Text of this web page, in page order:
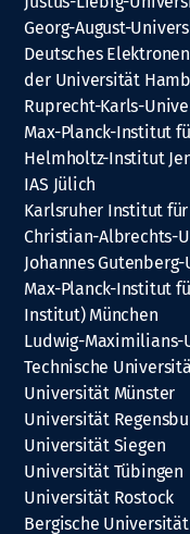
Georg-August-
Deutsches
der Universität
Ruprecht-Karls-
Max-Planck-Institut
Helmholtz-Institut
IAS Jülich
Karlsruher Institut für
Christian-Albrechts-
Johannes
Max-Planck-Institut
Institut) München
Ludwig-Maximilians-
Technische
Universität Münster
Universität
Universität Siegen
Universität Tübingen
Universität Rostock
Bergische